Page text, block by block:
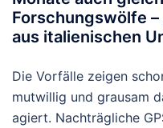
Forschungswölfe –
aus italienischen
Die Vorfälle zeigen
mutwillig und grausam
agiert. Nachträgliche